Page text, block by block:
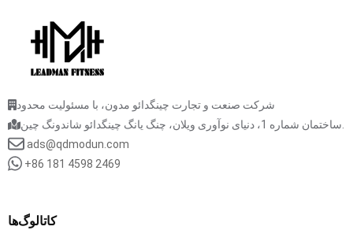
شرکت صنعت و تجارت چینگدائو مدون، با مسئولیت محدود
ads@qdmodun.com
+86 181 4598 2469
کاتالوگ‌ها